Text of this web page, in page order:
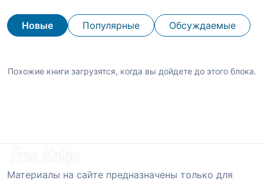
Новые Популярные Обсуждаемые
Похожие книги загрузятся, когда вы дойдете до этого блока.
Материалы на сайте предназначены только для